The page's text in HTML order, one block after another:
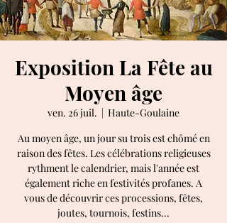
Exposition La Fête au
Moyen âge
ven. 26 juil.
  |
Haute-Goulaine
Au moyen âge, un jour su trois est chômé en
raison des fêtes. Les célébrations religieuses
rythment le calendrier, mais l'année est
également riche en festivités profanes. A
vous de découvrir ces processions, fêtes,
joutes, tournois, festins...